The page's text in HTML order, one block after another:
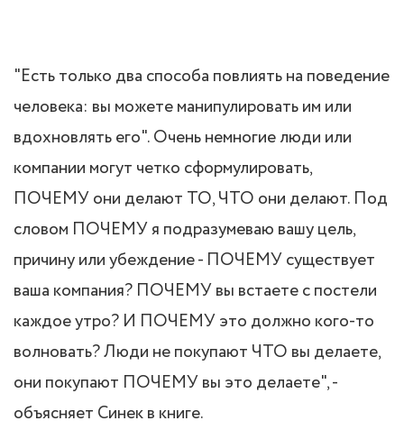
"Есть только два способа повлиять на поведение
человека: вы можете манипулировать им или
вдохновлять его". Очень немногие люди или
компании могут четко сформулировать,
ПОЧЕМУ они делают ТО, ЧТО они делают. Под
словом ПОЧЕМУ я подразумеваю вашу цель,
причину или убеждение - ПОЧЕМУ существует
ваша компания? ПОЧЕМУ вы встаете с постели
каждое утро? И ПОЧЕМУ это должно кого-то
волновать? Люди не покупают ЧТО вы делаете,
они покупают ПОЧЕМУ вы это делаете", -
объясняет Синек в книге.